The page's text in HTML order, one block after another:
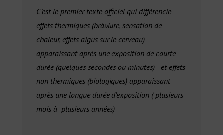
C’est le premier texte officiel qui différencie
effets thermiques (brà»lure, sensation de
chaleur, effets aigus sur le cerveau)
apparaissant après une exposition de courte
durée (quelques secondes ou minutes) et effets
non thermiques (biologiques) apparaissant
après une longue durée d’exposition ( plusieurs
mois à plusieurs années)